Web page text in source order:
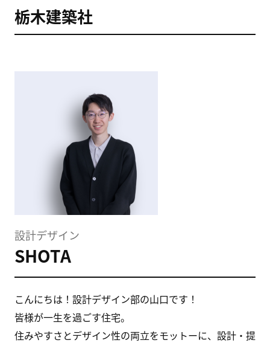
栃木建築社
SHOTA
設計デザイン
こんにちは！設計デザイン部の山口です！
皆様が一生を過ごす住宅。
住みやすさとデザイン性の両立をモットーに、設計・提